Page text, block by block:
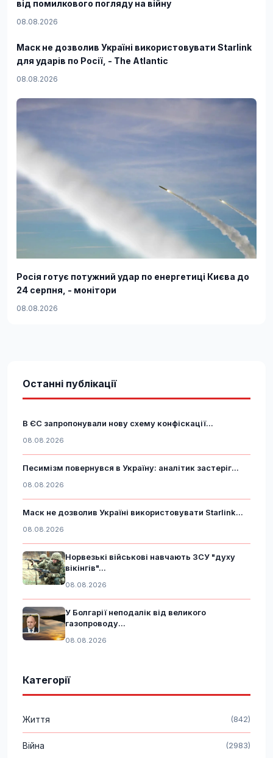
від помилкового погляду на війну
08.08.2026
Маск не дозволив Україні використовувати Starlink
для ударів по Росії, - The Atlantic
08.08.2026
Росія готує потужний удар по енергетиці Києва до
24 серпня, - монітори
08.08.2026
Останні публікації
В ЄС запропонували нову схему конфіскації...
08.08.2026
Песимізм повернувся в Україну: аналітик застеріг...
08.08.2026
Маск не дозволив Україні використовувати Starlink...
08.08.2026
Норвезькі військові навчають ЗСУ "духу
вікінгів"...
08.08.2026
У Болгарії неподалік від великого
газопроводу...
08.08.2026
Категорії
Життя (842)
Війна (2983)